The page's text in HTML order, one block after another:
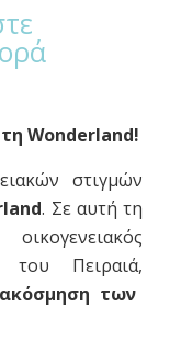
Wonderland!
στιγμών
. Σε αυτή τη
Πειραιά,
των